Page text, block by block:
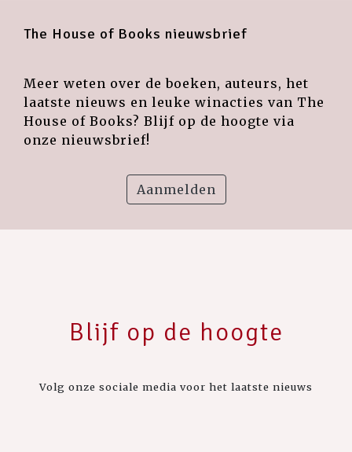
The House of Books nieuwsbrief
Meer weten over de boeken, auteurs, het
laatste nieuws en leuke winacties van The
House of Books? Blijf op de hoogte via
onze nieuwsbrief!
Aanmelden
Blijf op de hoogte
Volg onze sociale media voor het laatste nieuws